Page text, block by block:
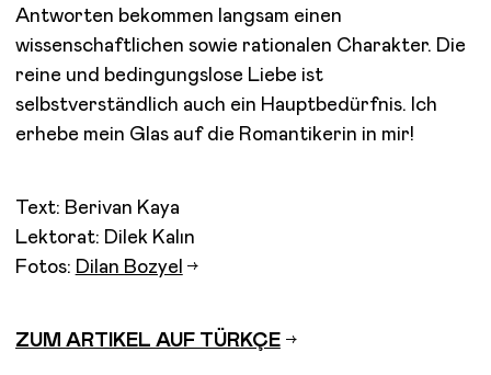
Antworten bekommen langsam einen
wissenschaftlichen sowie rationalen Charakter. Die
reine und bedingungslose Liebe ist
selbstverständlich auch ein Hauptbedürfnis. Ich
erhebe mein Glas auf die Romantikerin in mir!
Text: Berivan Kaya
Lektorat: Dilek Kalın
Fotos: Dilan Bozyel
ZUM ARTIKEL AUF TÜRKÇE